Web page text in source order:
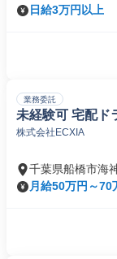
日給3万円以上
業務委託
未経験可 宅配ド
株式会社ECXIA
千葉県船橋市海
月給50万円～70